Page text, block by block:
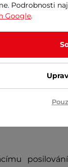
košíku
Podrobnosti
Google.